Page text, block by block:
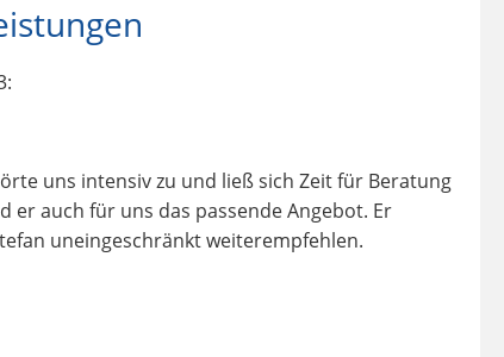
uns intensiv zu und ließ sich Zeit für Beratung
er auch für uns das passende Angebot. Er
uneingeschränkt weiterempfehlen.